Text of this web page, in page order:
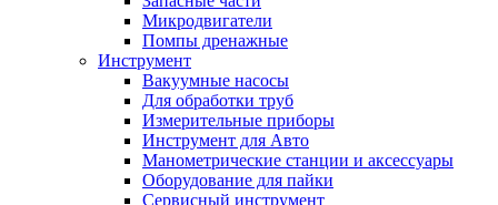
Микродвигатели
Помпы дренажные
Инструмент
Вакуумные насосы
Для обработки труб
Измерительные приборы
Инструмент для Авто
Манометрические станции и аксессуары
Оборудование для пайки
Сервисный инструмент